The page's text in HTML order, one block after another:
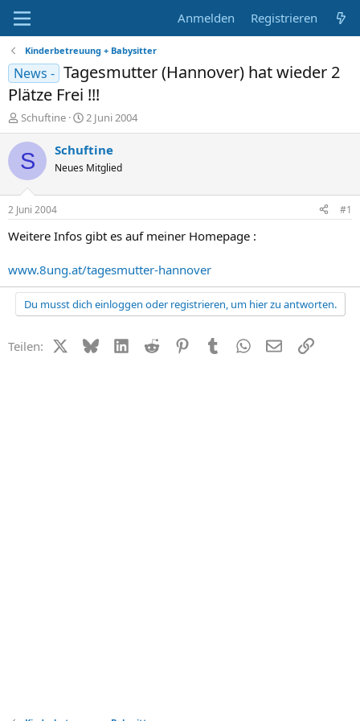
Anmelden Registrieren
Kinderbetreuung + Babysitter
News - Tagesmutter (Hannover) hat wieder 2
Plätze Frei !!!
E
r
s
t
e
r
Schuftine
E
r
s
e
t
a
m
2 Juni 2004
S Schuftine
Neues Mitglied
2 Juni 2004 #1
Weitere Infos gibt es auf meiner Homepage :
www.8ung.at/tagesmutter-hannover
Du musst dich einloggen oder registrieren, um hier zu antworten.
Teilen: X (Twitter)
BlueskyLinkedIn
Reddit PinterestTumblr WhatsApp
E-MailLink